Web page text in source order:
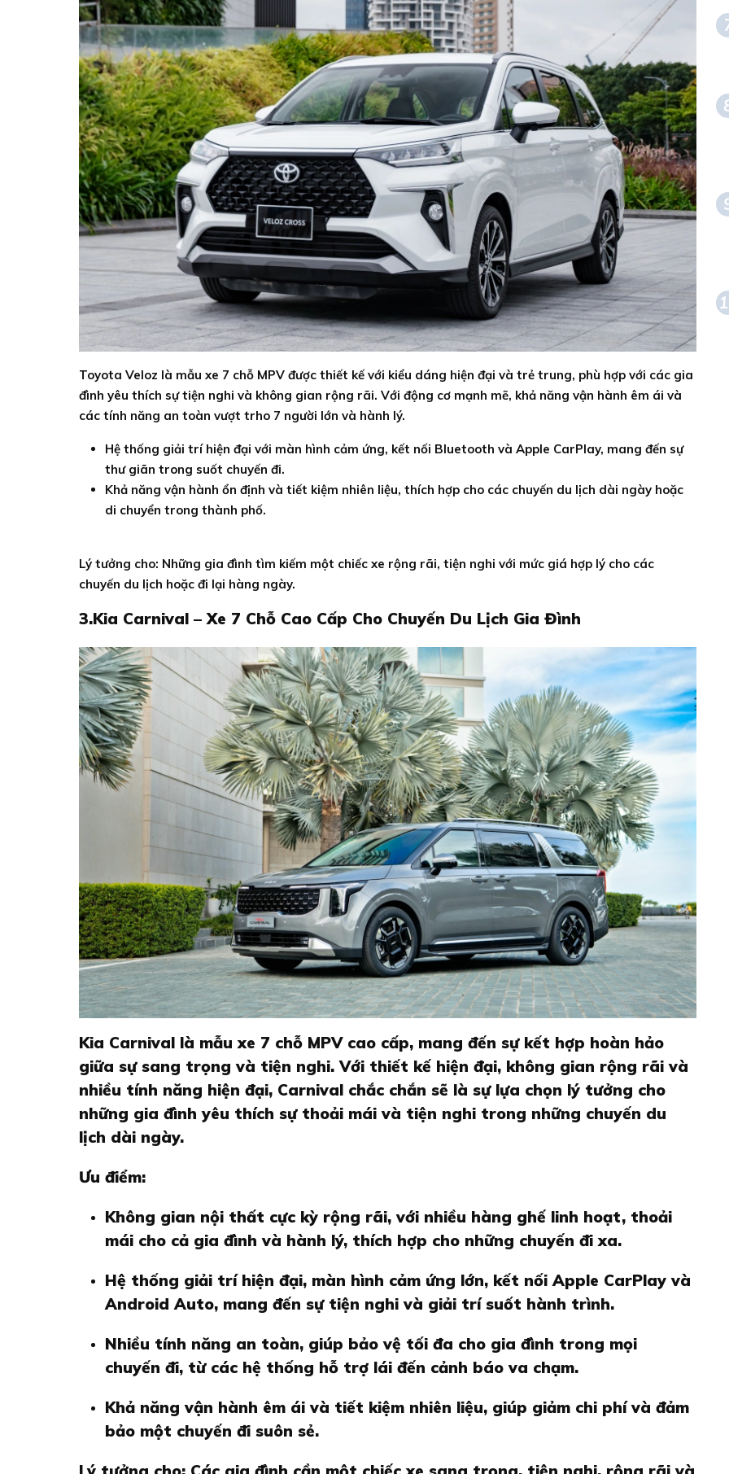
Toyota Veloz là mẫu xe 7 chỗ MPV được thiết kế với kiểu dáng hiện đại và trẻ trung, phù hợp với các gia
đình yêu thích sự tiện nghi và không gian rộng rãi. Với động cơ mạnh mẽ, khả năng vận hành êm ái và
các tính năng an toàn vượt trho 7 người lớn và hành lý.
Hệ thống giải trí hiện đại với màn hình cảm ứng, kết nối Bluetooth và Apple CarPlay, mang đến sự
thư giãn trong suốt chuyến đi.
Khả năng vận hành ổn định và tiết kiệm nhiên liệu, thích hợp cho các chuyến du lịch dài ngày hoặc
di chuyển trong thành phố.
Lý tưởng cho: Những gia đình tìm kiếm một chiếc xe rộng rãi, tiện nghi với mức giá hợp lý cho các
chuyến du lịch hoặc đi lại hàng ngày.
3.Kia Carnival – Xe 7 Chỗ Cao Cấp Cho Chuyến Du Lịch Gia Đình
Kia Carnival là mẫu xe 7 chỗ MPV cao cấp, mang đến sự kết hợp hoàn hảo
giữa sự sang trọng và tiện nghi. Với thiết kế hiện đại, không gian rộng rãi và
nhiều tính năng hiện đại, Carnival chắc chắn sẽ là sự lựa chọn lý tưởng cho
những gia đình yêu thích sự thoải mái và tiện nghi trong những chuyến du
lịch dài ngày.
Ưu điểm:
Không gian nội thất cực kỳ rộng rãi, với nhiều hàng ghế linh hoạt, thoải
mái cho cả gia đình và hành lý, thích hợp cho những chuyến đi xa.
Hệ thống giải trí hiện đại, màn hình cảm ứng lớn, kết nối Apple CarPlay và
Android Auto, mang đến sự tiện nghi và giải trí suốt hành trình.
Nhiều tính năng an toàn, giúp bảo vệ tối đa cho gia đình trong mọi
chuyến đi, từ các hệ thống hỗ trợ lái đến cảnh báo va chạm.
Khả năng vận hành êm ái và tiết kiệm nhiên liệu, giúp giảm chi phí và đảm
bảo một chuyến đi suôn sẻ.